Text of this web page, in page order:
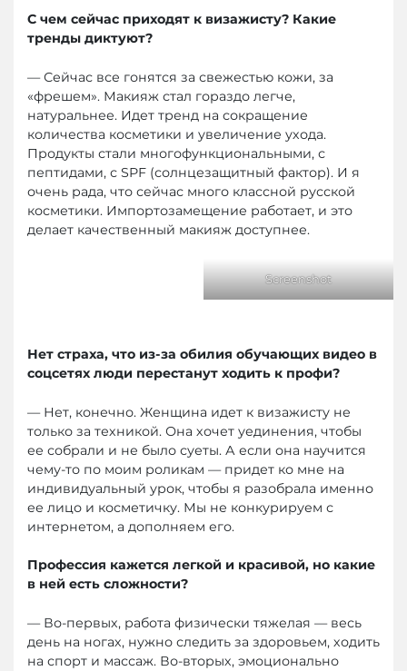
С чем сейчас приходят к визажисту? Какие
тренды диктуют?
— Сейчас все гонятся за свежестью кожи, за
«фрешем». Макияж стал гораздо легче,
натуральнее. Идет тренд на сокращение
количества косметики и увеличение ухода.
Продукты стали многофункциональными, с
пептидами, с SPF (солнцезащитный фактор). И я
очень рада, что сейчас много классной русской
косметики. Импортозамещение работает, и это
делает качественный макияж доступнее.
Screenshot
Нет страха, что из-за обилия обучающих видео в
соцсетях люди перестанут ходить к профи?
— Нет, конечно. Женщина идет к визажисту не
только за техникой. Она хочет уединения, чтобы
ее собрали и не было суеты. А если она научится
чему-то по моим роликам — придет ко мне на
индивидуальный урок, чтобы я разобрала именно
ее лицо и косметичку. Мы не конкурируем с
интернетом, а дополняем его.
Профессия кажется легкой и красивой, но какие
в ней есть сложности?
— Во-первых, работа физически тяжелая — весь
день на ногах, нужно следить за здоровьем, ходить
на спорт и массаж. Во-вторых, эмоционально